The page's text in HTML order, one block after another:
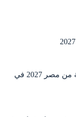
قبل أن يفتح باب التقديم على الهجرة العشوائية من مصر 2027 في